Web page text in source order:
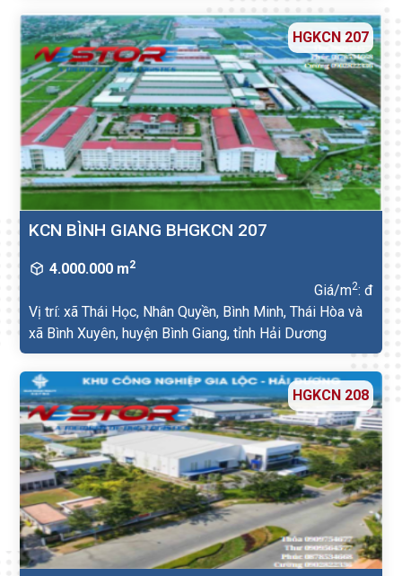
HGKCN 207
KCN BÌNH GIANG BHGKCN 207
4.000.000 m2
Giá/m2: đ
Vị trí: xã Thái Học, Nhân Quyền, Bình Minh, Thái Hòa và
xã Bình Xuyên, huyện Bình Giang, tỉnh Hải Dương
HGKCN 208